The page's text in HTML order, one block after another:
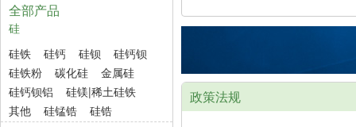
全部产品
硅
硅铁
硅钙 硅钡
硅钙钡
硅铁粉
碳化硅
金属硅
硅钙钡铝
硅镁|稀土硅铁
其他
硅锰锆
硅锆
政策法规